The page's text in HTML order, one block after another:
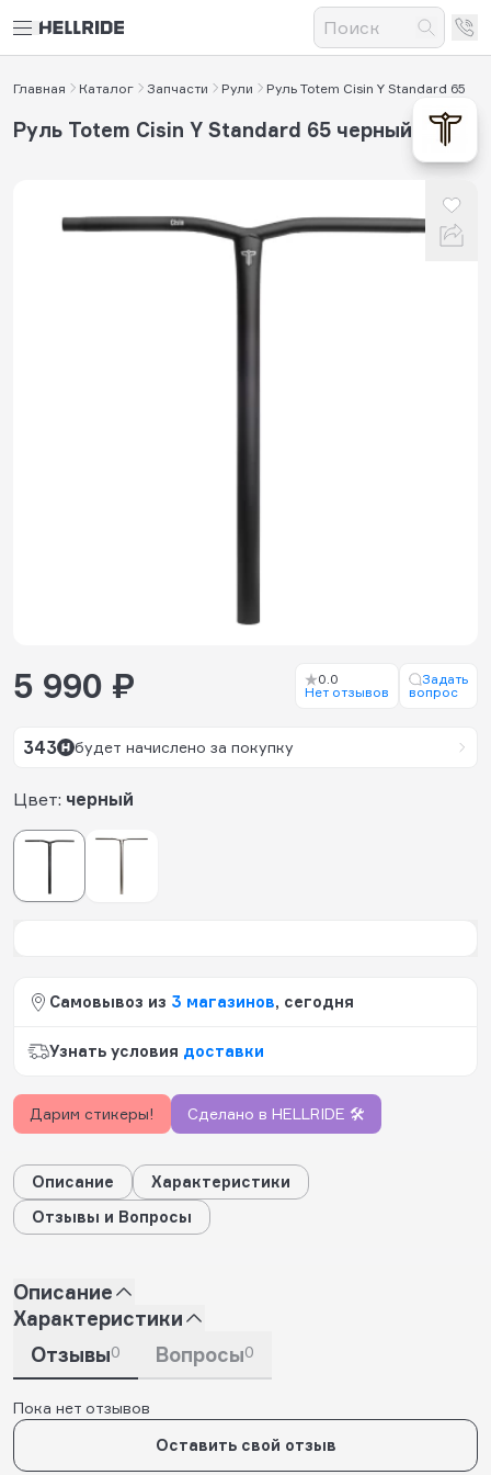
Главная Каталог Запчасти Рули Руль Totem Cisin Y Standard 65
Руль Totem Cisin Y Standard 65 черный
Цвет: черный
5 990 ₽
0.0
Нет отзывов
Задать
вопрос
343 будет начислено за покупку
Самовывоз из 3 магазинов, сегодня
Узнать условия доставки
Дарим стикеры! Сделано в HELLRIDE 🛠️
Описание
Характеристики
Отзывы и Вопросы
Описание
Характеристики
Отзывы0 Вопросы0
Пока нет отзывов
Оставить свой отзыв